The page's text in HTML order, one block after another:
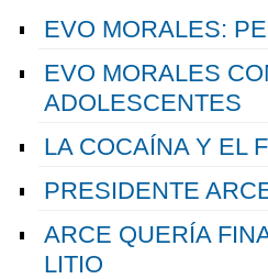
EVO MORALES:
EVO MORALES
ADOLESCENTES
LA COCAÍNA Y EL
PRESIDENTE
ARCE QUERÍA
LITIO